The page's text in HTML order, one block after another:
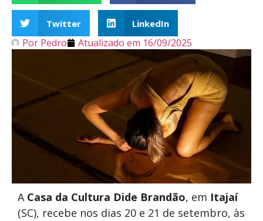
Twitter LinkedIn
Por Pedro Atualizado em 16/09/2025
A Casa da Cultura Dide Brandão, em Itajaí
(SC), recebe nos dias 20 e 21 de setembro, às